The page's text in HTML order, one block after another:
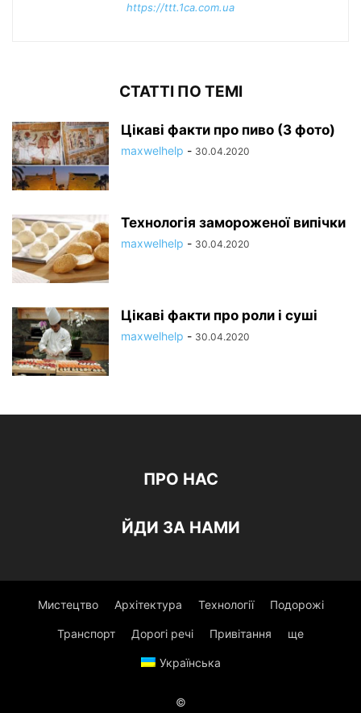
https://ttt.1ca.com.ua
СТАТТІ ПО ТЕМІ
Цікаві факти про пиво (3 фото)
maxwelhelp - 30.04.2020
Технологія замороженої випічки
maxwelhelp - 30.04.2020
Цікаві факти про роли і суші
maxwelhelp - 30.04.2020
ПРО НАС
ЙДИ ЗА НАМИ
Мистецтво Архітектура Технології Подорожі
Транспорт Дорогі речі Привітання ще
Українська
©